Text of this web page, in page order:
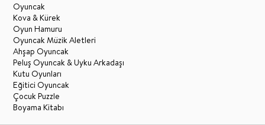
Oyuncak
Kova & Kürek
Oyun Hamuru
Oyuncak Müzik Aletleri
Ahşap Oyuncak
Peluş Oyuncak & Uyku Arkadaşı
Kutu Oyunları
Eğitici Oyuncak
Çocuk Puzzle
Boyama Kitabı